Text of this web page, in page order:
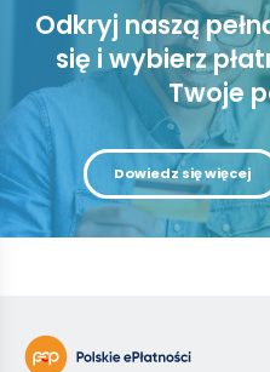
Odkryj naszą
się i wybierz
Twoje
Dowiedz się więcej